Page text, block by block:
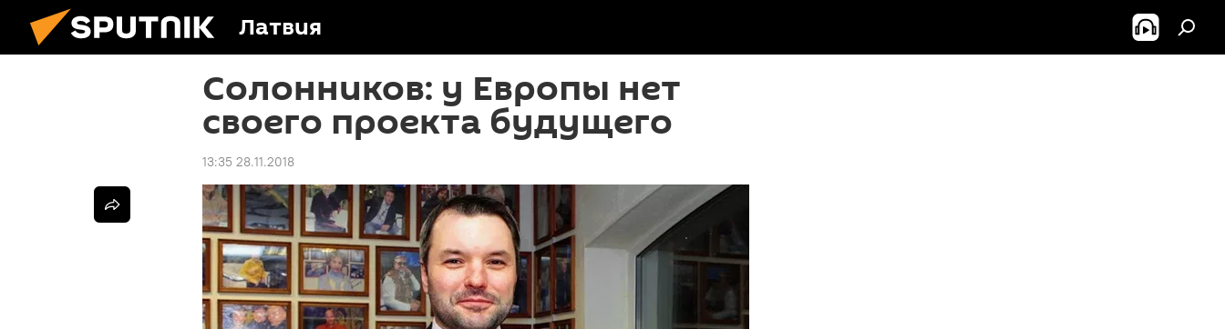
Латвия
Солонников: у Европы нет
своего проекта будущего
13:35 28.11.2018